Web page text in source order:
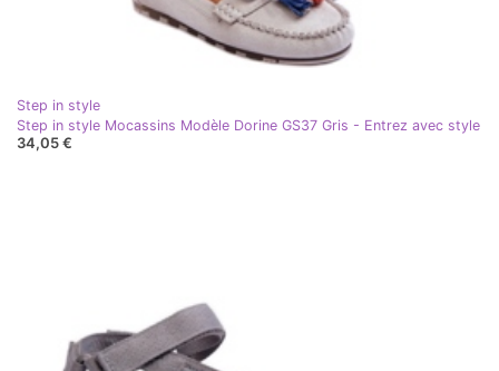
Step in style
Step in style Mocassins Modèle Dorine GS37 Gris - Entrez avec style
34,05 €